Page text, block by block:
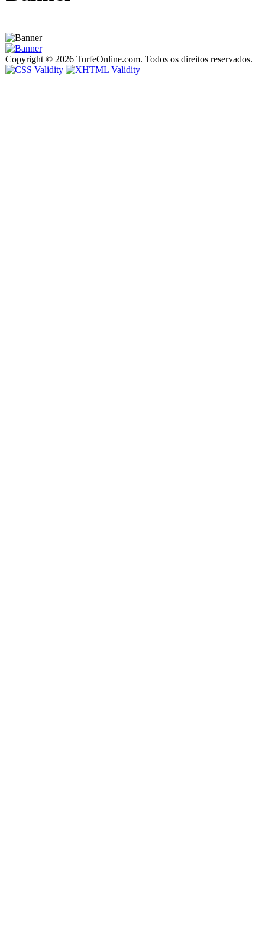
Copyright © 2026 TurfeOnline.com. Todos os direitos reservados.